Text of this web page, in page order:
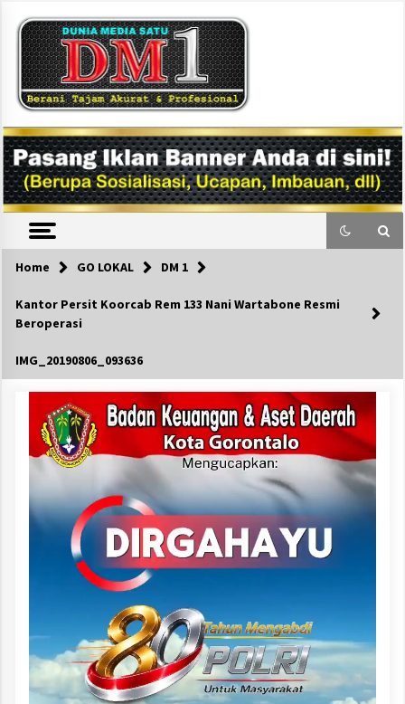
content
DM1
Home GO LOKAL DM 1
Kantor Persit Koorcab Rem 133 Nani Wartabone Resmi
Beroperasi
IMG_20190806_093636